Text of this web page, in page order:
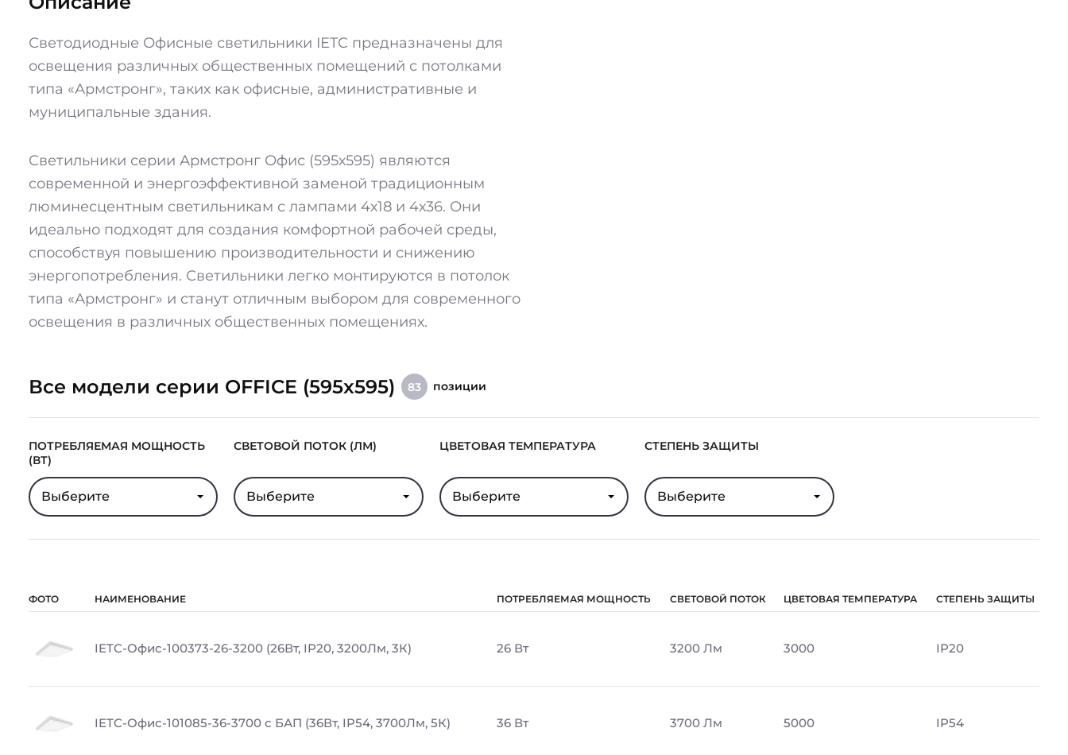
Светодиодные Офисные светильники IETC предназначены для
освещения различных общественных помещений с потолками
типа «Армстронг», таких как офисные, административные и
муниципальные здания.
Светильники серии Армстронг Офис (595х595) являются
современной и энергоэффективной заменой традиционным
люминесцентным светильникам с лампами 4х18 и 4х36. Они
идеально подходят для создания комфортной рабочей среды,
способствуя повышению производительности и снижению
энергопотребления. Светильники легко монтируются в потолок
типа «Армстронг» и станут отличным выбором для современного
освещения в различных общественных помещениях.
Все модели серии OFFICE (595x595) 83 позиции
ПОТРЕБЛЯЕМАЯ МОЩНОСТЬ
(ВТ)
Выберите
СВЕТОВОЙ ПОТОК (ЛМ)
Выберите
ЦВЕТОВАЯ ТЕМПЕРАТУРА
Выберите
СТЕПЕНЬ ЗАЩИТЫ
Выберите
ФОТО НАИМЕНОВАНИЕ ПОТРЕБЛЯЕМАЯ МОЩНОСТЬ СВЕТОВОЙ ПОТОК ЦВЕТОВАЯ ТЕМПЕРАТУРА СТЕПЕНЬ ЗАЩИТЫ
IETC-Офис-100373-26-3200 (26Вт, IP20, 3200Лм, 3К) 26 Вт 3200 Лм 3000 IP20
IETC-Офис-101085-36-3700 с БАП (36Вт, IP54, 3700Лм, 5К) 36 Вт 3700 Лм 5000 IP54